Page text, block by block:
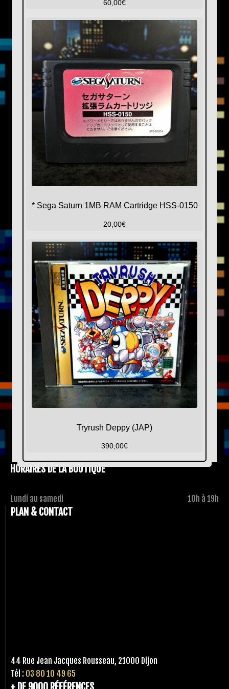
60,00€
* Sega Saturn 1MB RAM Cartridge HSS-0150
20,00€
Tryrush Deppy (JAP)
390,00€
HORAIRES DE LA BOUTIQUE
Lundi au samedi 10h à 19h
PLAN & CONTACT
44 Rue Jean Jacques Rousseau, 21000 Dijon
Tél : 03 80 10 49 65